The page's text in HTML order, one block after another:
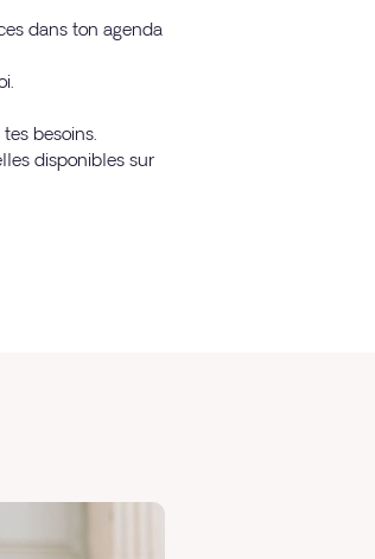
dans ton agenda
besoins.
disponibles sur